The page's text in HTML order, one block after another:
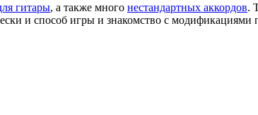
гитары, а также много нестандартных аккордов.
и способ игры и знакомство с